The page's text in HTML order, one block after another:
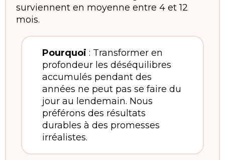
surviennent en moyenne entre 4 et 12
mois.
Pourquoi : Transformer en
profondeur les déséquilibres
accumulés pendant des
années ne peut pas se faire du
jour au lendemain. Nous
préférons des résultats
durables à des promesses
irréalistes.